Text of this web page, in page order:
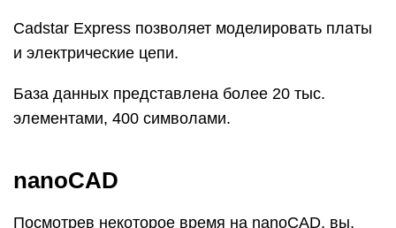
Cadstar Express позволяет моделировать платы
и электрические цепи.
База данных представлена более 20 тыс.
элементами, 400 символами.
nanoCAD
Посмотрев некоторое время на nanoCAD, вы,